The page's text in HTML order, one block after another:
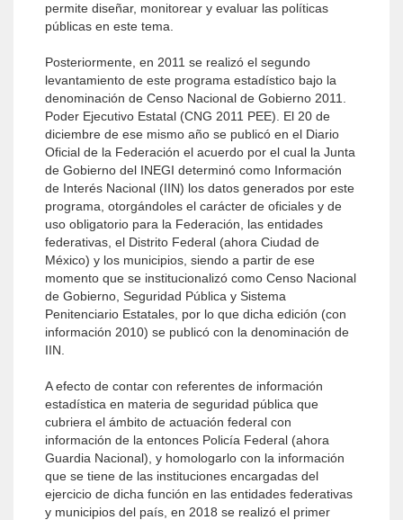
permite diseñar, monitorear y evaluar las políticas
públicas en este tema.
Posteriormente, en 2011 se realizó el segundo
levantamiento de este programa estadístico bajo la
denominación de Censo Nacional de Gobierno 2011.
Poder Ejecutivo Estatal (CNG 2011 PEE). El 20 de
diciembre de ese mismo año se publicó en el Diario
Oficial de la Federación el acuerdo por el cual la Junta
de Gobierno del INEGI determinó como Información
de Interés Nacional (IIN) los datos generados por este
programa, otorgándoles el carácter de oficiales y de
uso obligatorio para la Federación, las entidades
federativas, el Distrito Federal (ahora Ciudad de
México) y los municipios, siendo a partir de ese
momento que se institucionalizó como Censo Nacional
de Gobierno, Seguridad Pública y Sistema
Penitenciario Estatales, por lo que dicha edición (con
información 2010) se publicó con la denominación de
IIN.
A efecto de contar con referentes de información
estadística en materia de seguridad pública que
cubriera el ámbito de actuación federal con
información de la entonces Policía Federal (ahora
Guardia Nacional), y homologarlo con la información
que se tiene de las instituciones encargadas del
ejercicio de dicha función en las entidades federativas
y municipios del país, en 2018 se realizó el primer